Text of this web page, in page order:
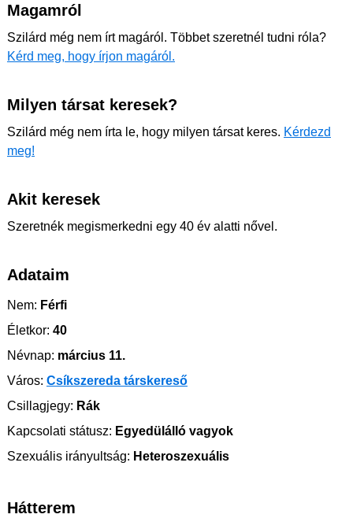
Magamról
Szilárd még nem írt magáról. Többet szeretnél tudni róla?
Kérd meg, hogy írjon magáról.
Milyen társat keresek?
Szilárd még nem írta le, hogy milyen társat keres. Kérdezd
meg!
Akit keresek
Szeretnék megismerkedni egy 40 év alatti nővel.
Adataim
Nem: Férfi
Életkor: 40
Névnap: március 11.
Város: Csíkszereda társkereső
Csillagjegy: Rák
Kapcsolati státusz: Egyedülálló vagyok
Szexuális irányultság: Heteroszexuális
Hátterem